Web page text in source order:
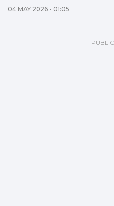
04 MAY 2026 - 01:05